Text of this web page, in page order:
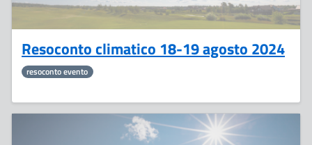
Resoconto climatico 18-19 agosto 2024
resoconto evento